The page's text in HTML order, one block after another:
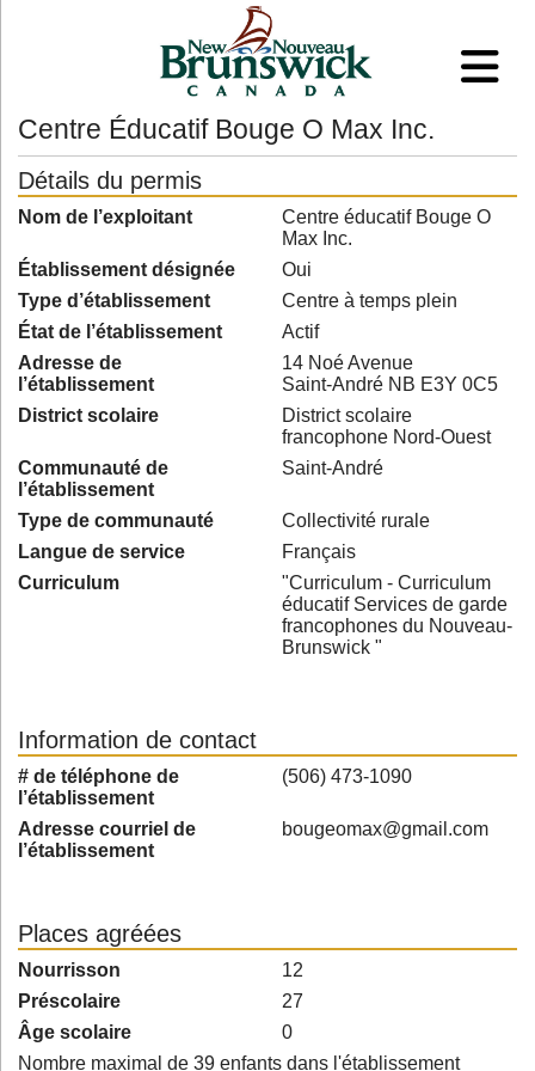
Centre Éducatif Bouge O Max Inc.
Détails du permis
Nom de l’exploitant
Centre éducatif Bouge O
Max Inc.
Établissement désignée
Oui
Type d’établissement
Centre à temps plein
État de l’établissement
Actif
Adresse de
l’établissement
14 Noé Avenue
Saint-André NB E3Y 0C5
District scolaire
District scolaire
francophone Nord-Ouest
Communauté de
l’établissement
Saint-André
Type de communauté
Collectivité rurale
Langue de service
Français
Curriculum
"Curriculum - Curriculum
éducatif Services de garde
francophones du Nouveau-
Brunswick "
Information de contact
# de téléphone de
l’établissement
(506) 473-1090
Adresse courriel de
l’établissement
bougeomax@gmail.com
Places agréées
Nourrisson
12
Préscolaire
27
Âge scolaire
0
Nombre maximal de 39 enfants dans l'établissement